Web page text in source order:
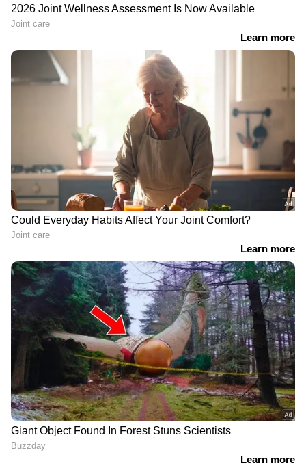
യൂട്ടിലിറ്റി വെഹിക്കിൾ (യുവി) അല്ലെങ്കിൽ
എസ്‌യുവി ശ്രേണി മഹീന്ദ്രയുടെ ശ്രദ്ധേയമായ
പ്രകടനത്തിൽ ഒരു പ്രധാന പങ്ക് വഹിച്ചിട്ടുണ്ട്.
ആഭ്യന്തര വിപണിയിൽ മാത്രം കമ്പനി 58,021
എസ്‌യുവികൾ വിറ്റു. കയറ്റുമതിയും
ഉൾപ്പെടുത്തിയാൽ, ഈ കണക്ക് 59,573
യൂണിറ്റിലെത്തി എന്നാണ് റിപ്പോർട്ടുകൾ.